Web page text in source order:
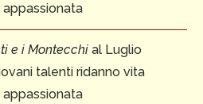
appassionata
e i Montecchi al Luglio
talenti ridanno vita
appassionata